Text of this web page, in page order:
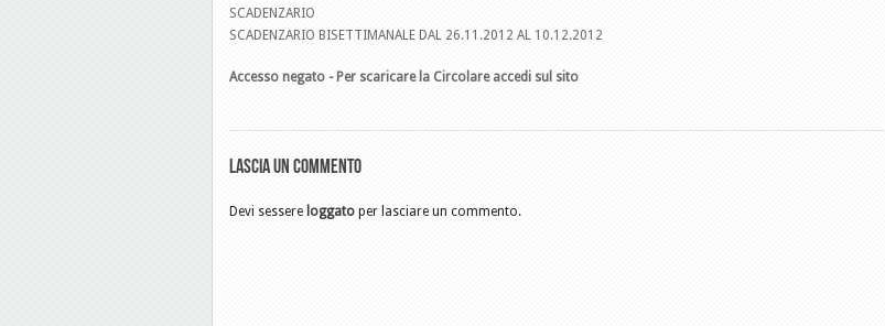
SCADENZARIO
SCADENZARIO BISETTIMANALE DAL 26.11.2012 AL 10.12.2012
Accesso negato - Per scaricare la Circolare accedi sul sito
Lascia un commento
Devi sessere loggato per lasciare un commento.